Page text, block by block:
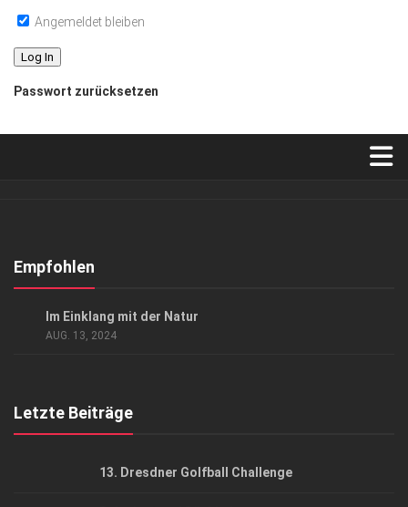
Angemeldet bleiben
Passwort zurücksetzen
Kontakt, Impressum
Empfohlen
Im Einklang mit der Natur
AUG. 13, 2024
Letzte Beiträge
13. Dresdner Golfball Challenge